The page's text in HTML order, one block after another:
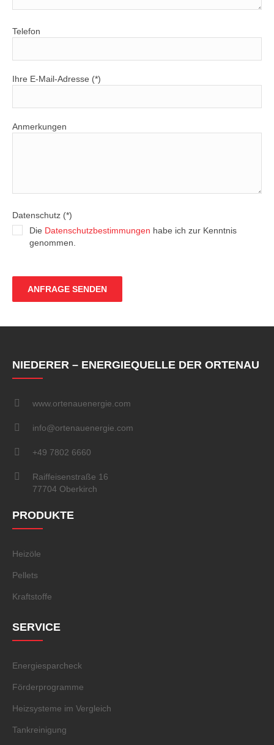
Telefon
Ihre E-Mail-Adresse (*)
Anmerkungen
Datenschutz (*)
Die Datenschutzbestimmungen habe ich zur Kenntnis
genommen.
NIEDERER – ENERGIEQUELLE DER ORTENAU
www.ortenauenergie.com
info@ortenauenergie.com
+49 7802 6660
Raiffeisenstraße 16
77704 Oberkirch
PRODUKTE
Heizöle
Pellets
Kraftstoffe
SERVICE
Energiesparcheck
Förderprogramme
Heizsysteme im Vergleich
Tankreinigung